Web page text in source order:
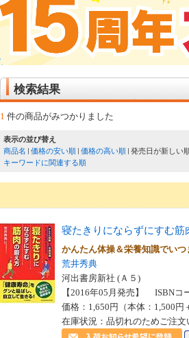
検索結果
1 件の商品がみつかりました
表示の並び替え
商品名
価格の安い順 価格の高い順 発売日が新しい
キーワードに関連する順
寝たきりにならずにすむ筋
かんたん体操＆栄養知識でいつ
荒井秀典
河出書房新社 (Ａ５)
【2016年05月発売】 ISBNコ
価格：1,650円（本体：1,500円
在庫状況：品切れのためご注文